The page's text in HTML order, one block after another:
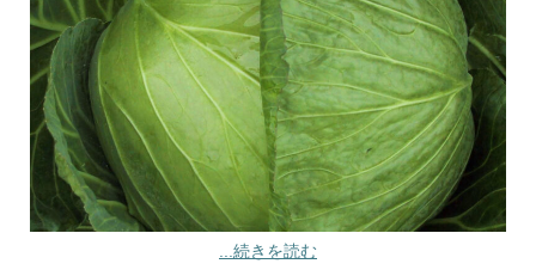
...続きを読む